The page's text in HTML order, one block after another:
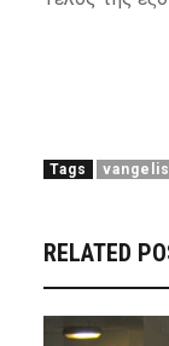
Tags
RELATED